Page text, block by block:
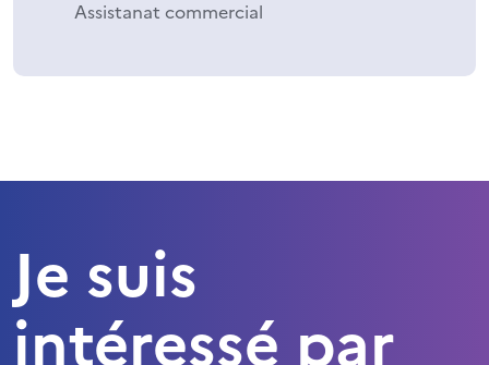
Assistanat commercial
Je suis
intéressé par